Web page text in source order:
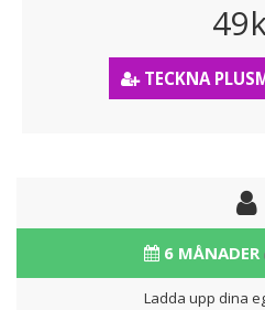
TECKNA
6 MÅNADER
Ladda upp dina